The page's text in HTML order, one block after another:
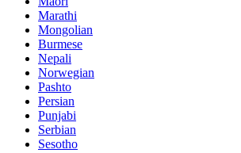
Marathi
Mongolian
Burmese
Nepali
Norwegian
Pashto
Persian
Punjabi
Serbian
Sesotho